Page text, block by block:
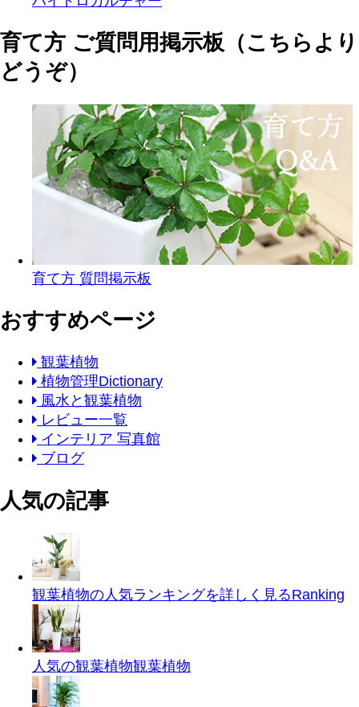
育て方 ご質問用掲示板（こちらより
どうぞ）
育て方 質問掲示板
おすすめページ
観葉植物
植物管理Dictionary
風水と観葉植物
レビュー一覧
インテリア 写真館
ブログ
人気の記事
観葉植物の人気ランキングを詳しく見るRanking
人気の観葉植物観葉植物